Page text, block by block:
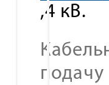
,4 кВ.